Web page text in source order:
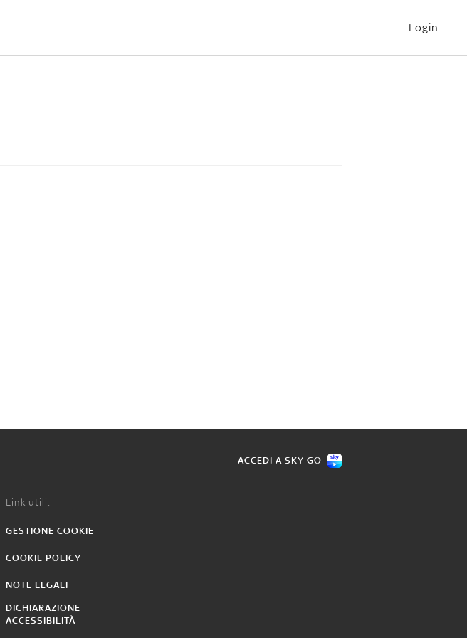
Login
ACCEDI A SKY GO
Link utili:
GESTIONE COOKIE
COOKIE POLICY
NOTE LEGALI
DICHIARAZIONE
ACCESSIBILITÀ